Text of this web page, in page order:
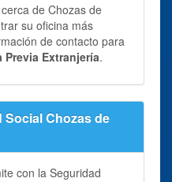
de Chozas de
su oficina más
de contacto para
Previa Extranjería.
Social Chozas de
con la Seguridad